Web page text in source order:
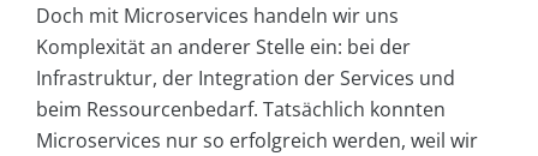
Doch mit Microservices handeln wir uns
Komplexität an anderer Stelle ein: bei der
Infrastruktur, der Integration der Services und
beim Ressourcenbedarf. Tatsächlich konnten
Microservices nur so erfolgreich werden, weil wir